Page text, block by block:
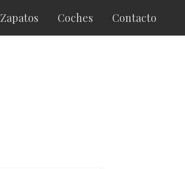
Zapatos Coches Contacto